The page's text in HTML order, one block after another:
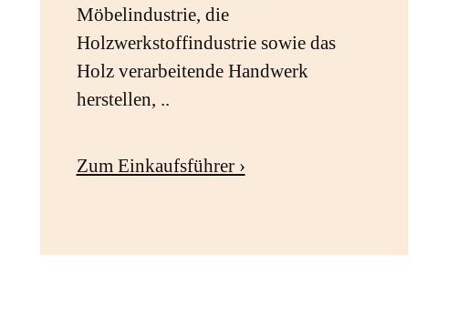
Möbelindustrie, die
Holzwerkstoffindustrie sowie das
Holz verarbeitende Handwerk
herstellen, ..
Zum Einkaufsführer ›